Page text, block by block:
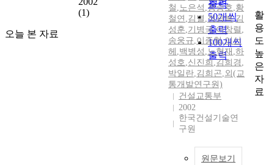
(1)
오늘 본 자료
출력
50개씩
출력
100개씩
출력
철 ,노은석 ,정승호,황
철연 ,김별 ,정광복,김
성훈,기병국,이창렬 ,
송웅규,이종혁,이선
헤 ,백병성 ,노혁재 ,하
성호,신진희,김희경 ,
박일란,김희곤,외(교
통개발연구원)
건설교통부
2002
한국건설기술연
구원
원문보기
활
용
도
높
은
자
료